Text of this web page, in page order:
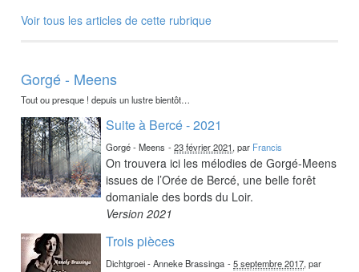
Voir tous les articles de cette rubrique
Gorgé - Meens
Tout ou presque ! depuis un lustre bientôt…
Suite à Bercé - 2021
Gorgé - Meens -23 février 2021, par Francis
On trouvera ici les mélodies de Gorgé-Meens
issues de l’Orée de Bercé, une belle forêt
domaniale des bords du Loir.
Version 2021
Trois pièces
Dichtgroei - Anneke Brassinga -5 septembre 2017, par